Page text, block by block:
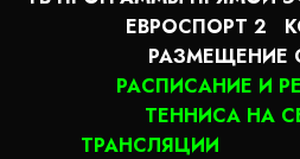
ЕВРОСПОРТ 2
РАЗМЕЩЕНИЕ
РАСПИСАНИЕ И
ТЕННИСА НА
ТРАНСЛЯЦИИ